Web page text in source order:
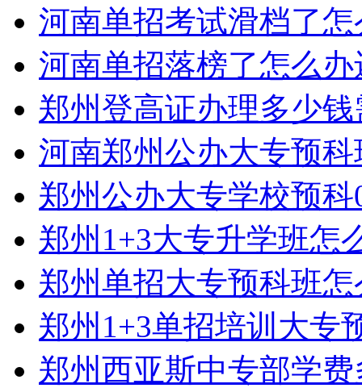
河南单招考试滑档了
河南单招落榜了怎么
郑州登高证办理多少
河南郑州公办大专预
郑州公办大专学校预
郑州1+3大专升学班怎
郑州单招大专预科班
郑州1+3单招培训大专
郑州西亚斯中专部学